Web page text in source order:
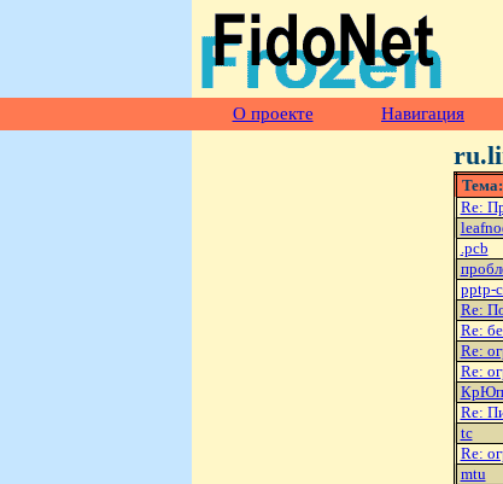
О проекте Навигация
Тема:
Re:
.pcb
pptp-
Re:
Re:
Re:
Re:
Re:
tc
Re:
mtu